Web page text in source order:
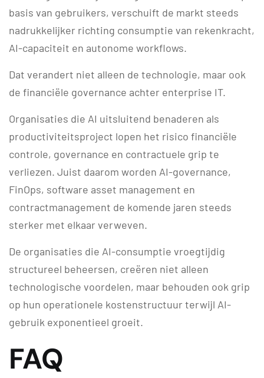
basis van gebruikers, verschuift de markt steeds
nadrukkelijker richting consumptie van rekenkracht,
AI-capaciteit en autonome workflows.
Dat verandert niet alleen de technologie, maar ook
de financiële governance achter enterprise IT.
Organisaties die AI uitsluitend benaderen als
productiviteitsproject lopen het risico financiële
controle, governance en contractuele grip te
verliezen. Juist daarom worden AI-governance,
FinOps, software asset management en
contractmanagement de komende jaren steeds
sterker met elkaar verweven.
De organisaties die AI-consumptie vroegtijdig
structureel beheersen, creëren niet alleen
technologische voordelen, maar behouden ook grip
op hun operationele kostenstructuur terwijl AI-
gebruik exponentieel groeit.
FAQ